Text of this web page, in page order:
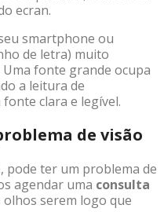
ecran.
smartphone ou
de letra) muito
fonte grande ocupa
a leitura de
clara e legível.
de visão
pode ter um problema de
agendar uma consulta
olhos serem logo que